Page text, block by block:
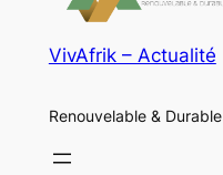
VivAfrik – Actualité
Renouvelable & Durable